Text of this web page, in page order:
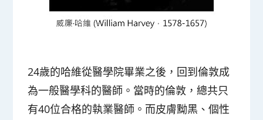
24歲的哈維從醫學院畢業之後，回到倫敦成
為一般醫學科的醫師。當時的倫敦，總共只
有40位合格的執業醫師。而皮膚黝黑、個性